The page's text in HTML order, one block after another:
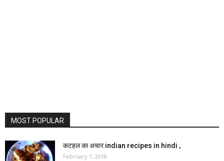
MOST POPULAR
कटहल का अचार indian recipes in hindi ,
February 1, 2018